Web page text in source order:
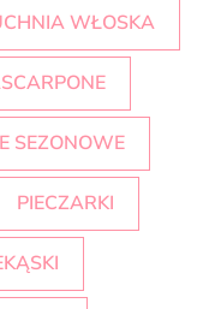
WŁOSKA
SEZONOWE
PIECZARKI